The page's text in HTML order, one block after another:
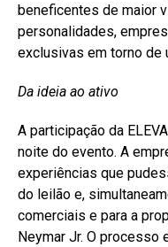
beneficentes de maior
personalidades,
exclusivas em torno de
Da ideia ao ativo
A participação da
noite do evento. A
experiências que
do leilão e,
comerciais e para a
Neymar Jr. O processo